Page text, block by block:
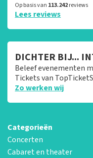
Op basis van 113.242reviews
Lees reviews
DICHTER BIJ...
Beleef evenementen
Tickets van
Zo werken wij
Categorieën
Concerten
Cabaret en theater